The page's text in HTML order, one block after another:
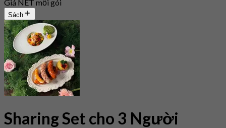
Giá NET mỗi gói
Sách
Sharing Set cho 3 Người